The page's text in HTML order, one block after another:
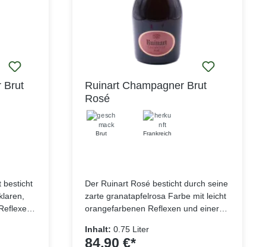
und
45 %
größte
Weine
Jahre
Brut
besticht
für
Ruinart Champagner Brut
Rosé
Brut Frankreich
Der Ruinart Rosé besticht durch seine
zarte granatapfelrosa Farbe mit leicht
orangefarbenen Reflexen und einer
Chardonnay-Trauben aus der Coté
Inhalt: 0.75 Liter
84,90 €*